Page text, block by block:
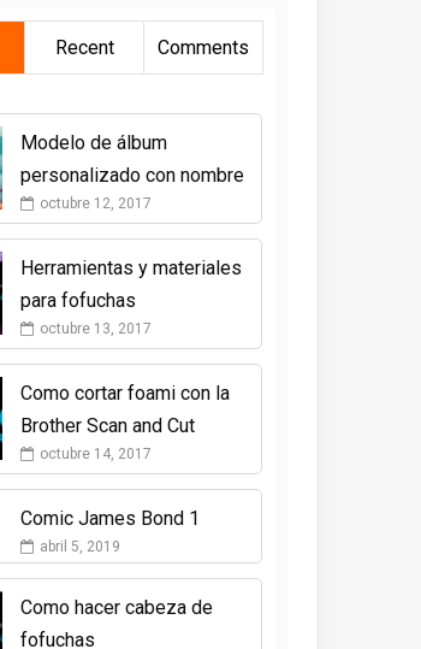
Recent Comments
Modelo de álbum
personalizado con nombre
octubre 12, 2017
Herramientas y materiales
para fofuchas
octubre 13, 2017
Como cortar foami con la
Brother Scan and Cut
octubre 14, 2017
Comic James Bond 1
abril 5, 2019
Como hacer cabeza de
fofuchas